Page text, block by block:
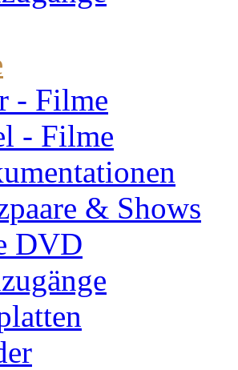
- Filme
- Filme
& Shows
DVD